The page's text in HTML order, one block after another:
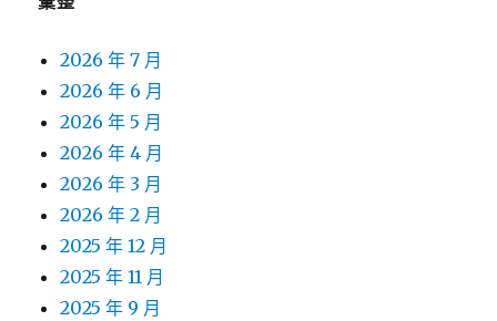
2026 年 7 月
2026 年 6 月
2026 年 5 月
2026 年 4 月
2026 年 3 月
2026 年 2 月
2025 年 12 月
2025 年 11 月
2025 年 9 月